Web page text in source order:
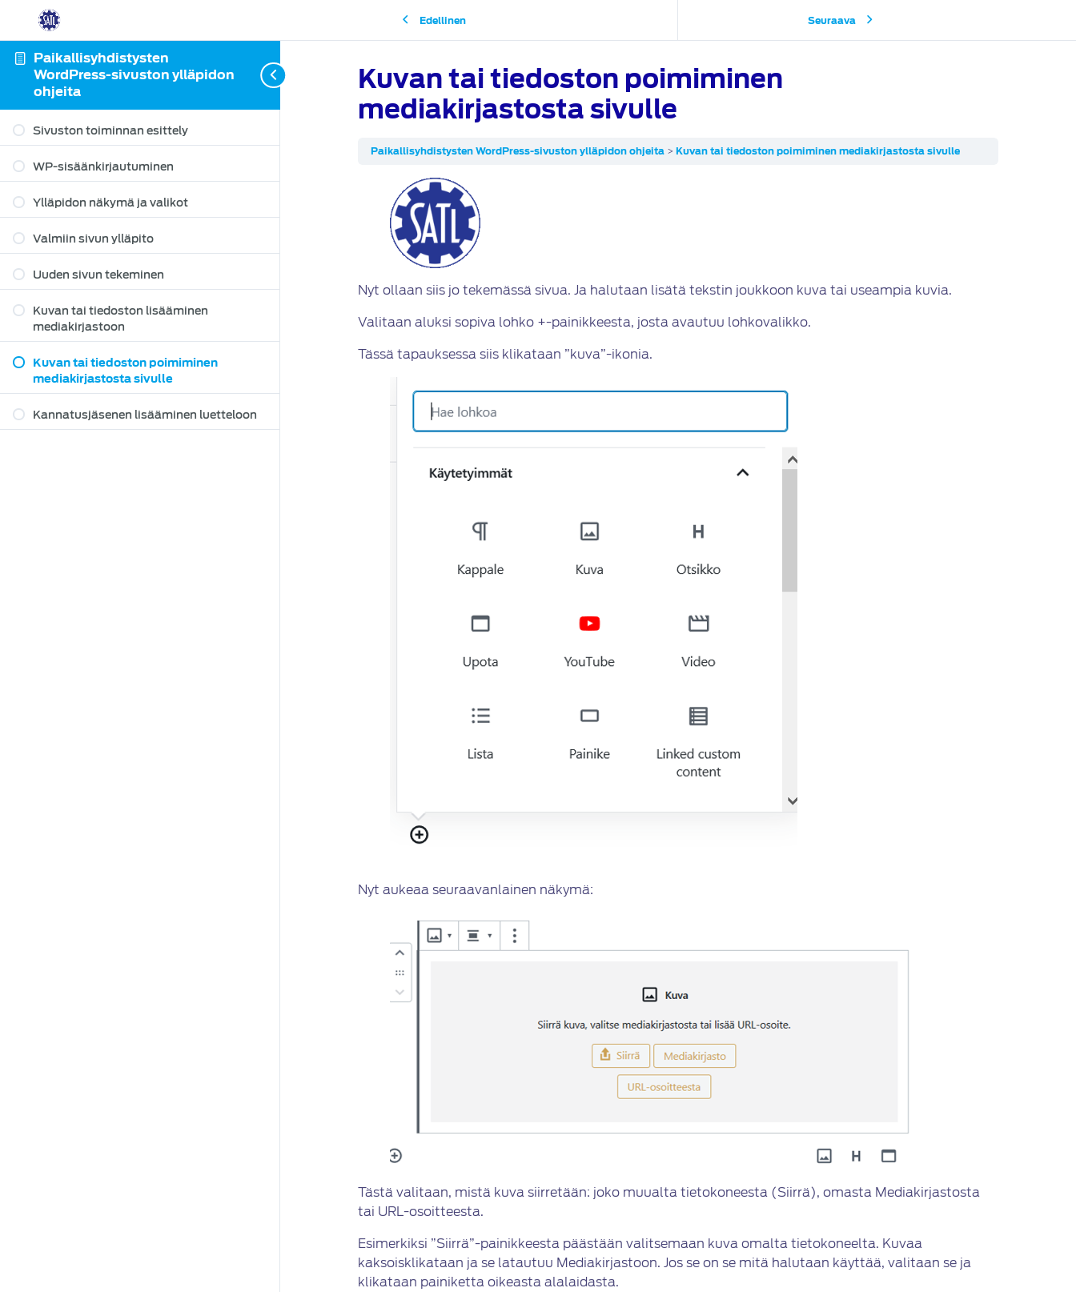
Paikallisyhdistysten
WordPress-sivuston ylläpidon
ohjeita
Sivuston toiminnan esittely
WP-sisäänkirjautuminen
Ylläpidon näkymä ja valikot
Valmiin sivun ylläpito
Uuden sivun tekeminen
Kuvan tai tiedoston lisääminen
mediakirjastoon
Kuvan tai tiedoston poimiminen
mediakirjastosta sivulle
Kannatusjäsenen lisääminen luetteloon
Edellinen Seuraava
Kuvan tai tiedoston poimiminen
mediakirjastosta sivulle
Paikallisyhdistysten WordPress-sivuston ylläpidon ohjeita Kuvan tai tiedoston poimiminen mediakirjastosta sivulle
Nyt ollaan siis jo tekemässä sivua. Ja halutaan lisätä tekstin joukkoon kuva tai useampia kuvia.
Valitaan aluksi sopiva lohko +-painikkeesta, josta avautuu lohkovalikko.
Tässä tapauksessa siis klikataan ”kuva”-ikonia.
Nyt aukeaa seuraavanlainen näkymä:
Tästä valitaan, mistä kuva siirretään: joko muualta tietokoneesta (Siirrä), omasta Mediakirjastosta
tai URL-osoitteesta.
Esimerkiksi ”Siirrä”-painikkeesta päästään valitsemaan kuva omalta tietokoneelta. Kuvaa
kaksoisklikataan ja se latautuu Mediakirjastoon. Jos se on se mitä halutaan käyttää, valitaan se ja
klikataan painiketta oikeasta alalaidasta.